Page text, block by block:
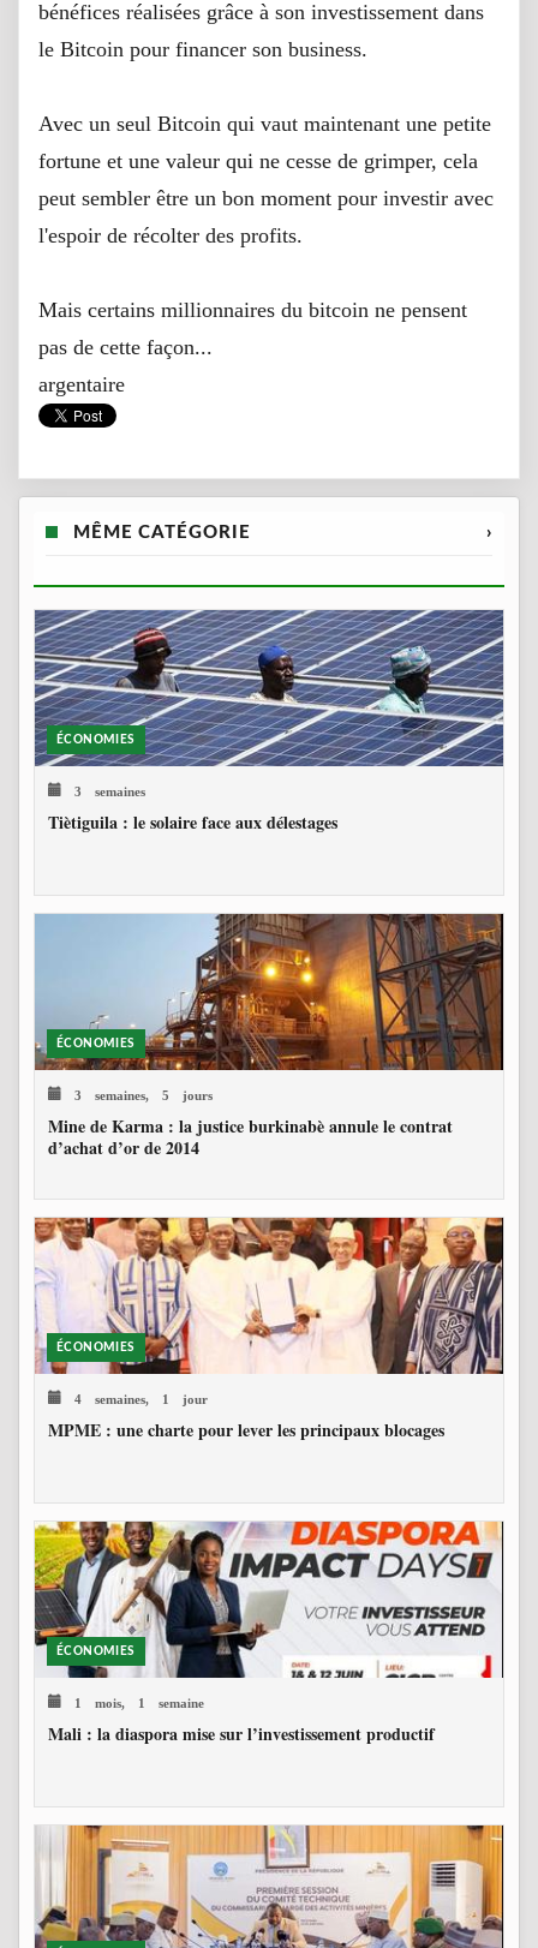
bénéfices réalisées grâce à son investissement dans
le Bitcoin pour financer son business.
Avec un seul Bitcoin qui vaut maintenant une petite
fortune et une valeur qui ne cesse de grimper, cela
peut sembler être un bon moment pour investir avec
l'espoir de récolter des profits.
Mais certains millionnaires du bitcoin ne pensent
pas de cette façon...
argentaire
MÊME CATÉGORIE ›
ÉCONOMIES
3 semaines
Tiètiguila : le solaire face aux délestages
ÉCONOMIES
3 semaines, 5 jours
Mine de Karma : la justice burkinabè annule le contrat
d’achat d’or de 2014
ÉCONOMIES
4 semaines, 1 jour
MPME : une charte pour lever les principaux blocages
ÉCONOMIES
1 mois, 1 semaine
Mali : la diaspora mise sur l’investissement productif